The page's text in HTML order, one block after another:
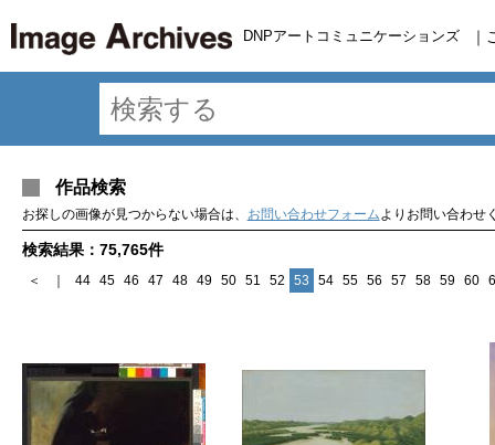
DNPアートコミュニケーションズ ｜
作品検索
お探しの画像が見つからない場合は、 お問い合わせフォームよりお問い合わせ
検索結果：75,765件
＜ 44 45 46 47 48 49 50 51 52 53 54 55 56 57 58 59 60